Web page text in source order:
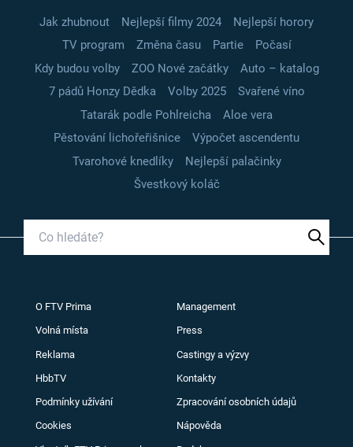
Jak zhubnout Nejlepší filmy 2024
Nejlepší horory
TV program
Změna času Partie
Počasí
Kdy budou volby
ZOO Nové začátky
Auto – katalog
7 pádů Honzy Dědka
Volby 2025
Svařené víno
Tatarák podle Pohlreicha
Aloe vera
Pěstování lichořeřišnice
Výpočet ascendentu
Tvarohové knedlíky
Nejlepší palačinky
Švestkový koláč
O FTV Prima Management
Volná místa Press
Reklama Castingy a výzvy
HbbTV Kontakty
Podmínky užívání Zpracování osobních údajů
Cookies Nápověda